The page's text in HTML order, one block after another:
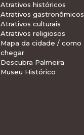
Atrativos históricos
Atrativos gastronômicos
Atrativos culturais
Atrativos religiosos
Mapa da cidade / como
chegar
Descubra Palmeira
Museu Histórico